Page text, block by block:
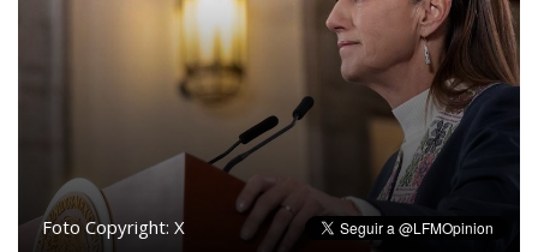
Foto Copyright: X